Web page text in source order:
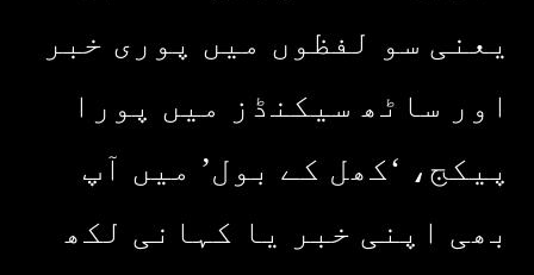
یعنی سو لفظوں میں پوری خبر
اور ساٹھ سیکنڈز میں پورا
پیکج، ‘کھل کے بول’ میں آپ
بھی اپنی خبر یا کہانی لکھ